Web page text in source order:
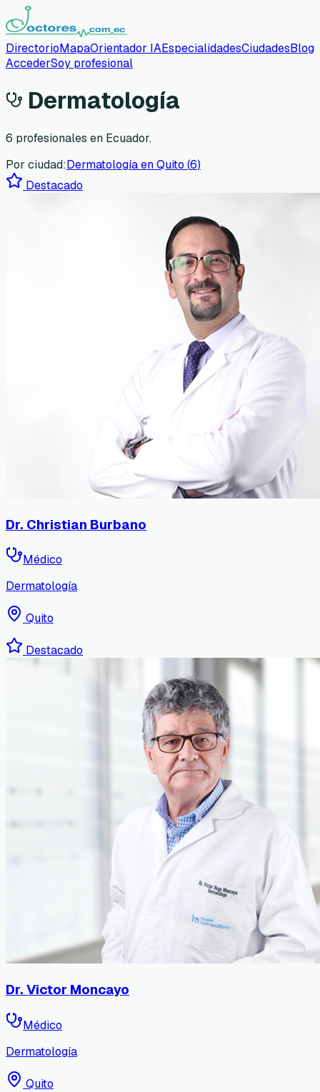
DirectorioMapaOrientador IAEspecialidadesCiudadesBlog
AccederSoy profesional
Dermatología
6 profesionales en Ecuador.
Por ciudad:DermatologíaenQuito (6)
Destacado
Dr. Christian Burbano
Médico
Dermatología
Quito
Destacado
Dr. Victor Moncayo
Médico
Dermatología
Quito